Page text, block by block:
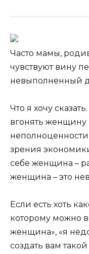
Часто мамы,
чувствуют вину
невыполненный
Что я хочу
вгонять женщину
неполноценности
зрения
себе женщина –
женщина – это
Если есть хоть
которому можно
женщина», «я
создать вам